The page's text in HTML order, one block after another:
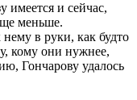
имеется и сейчас,
меньше.
в руки, как будто
кому они нужнее,
Гончарову удалось